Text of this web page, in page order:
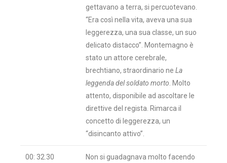
gettavano a terra, si percuotevano.
“Era così nella vita, aveva una sua
leggerezza, una sua classe, un suo
delicato distacco”. Montemagno è
stato un attore cerebrale,
brechtiano, straordinario ne La
leggenda del soldato morto . Molto
attento, disponibile ad ascoltare le
direttive del regista. Rimarca il
concetto di leggerezza, un
“disincanto attivo”.
00: 32.30
Non si guadagnava molto facendo